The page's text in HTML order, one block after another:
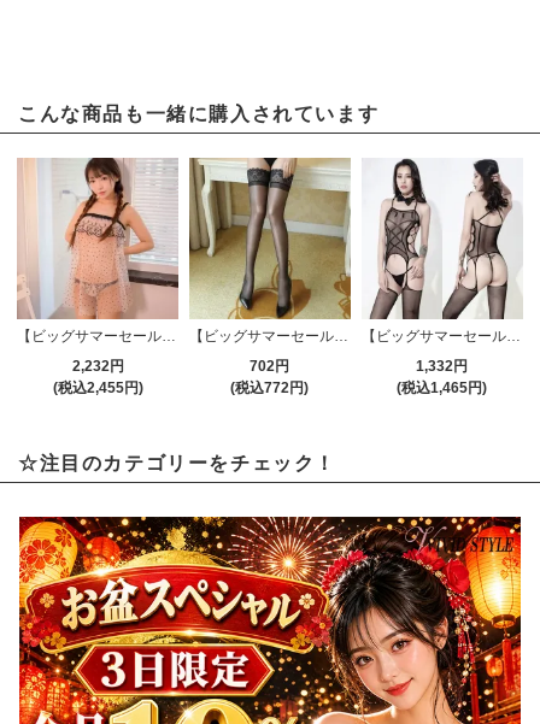
こんな商品も一緒に購入されています
【ビッグサマーセール対象品】ベビードール(BABYDOLL) 761pk
2,232円
(税込2,455円)
【ビッグサマーセール対象品】ストッキング(STOCKING) 184bk
702円
(税込772円)
【ビッグサマーセール対象品】ストッキング(STOCKING) 421
1,332円
(税込1,465円)
☆注目のカテゴリーをチェック！